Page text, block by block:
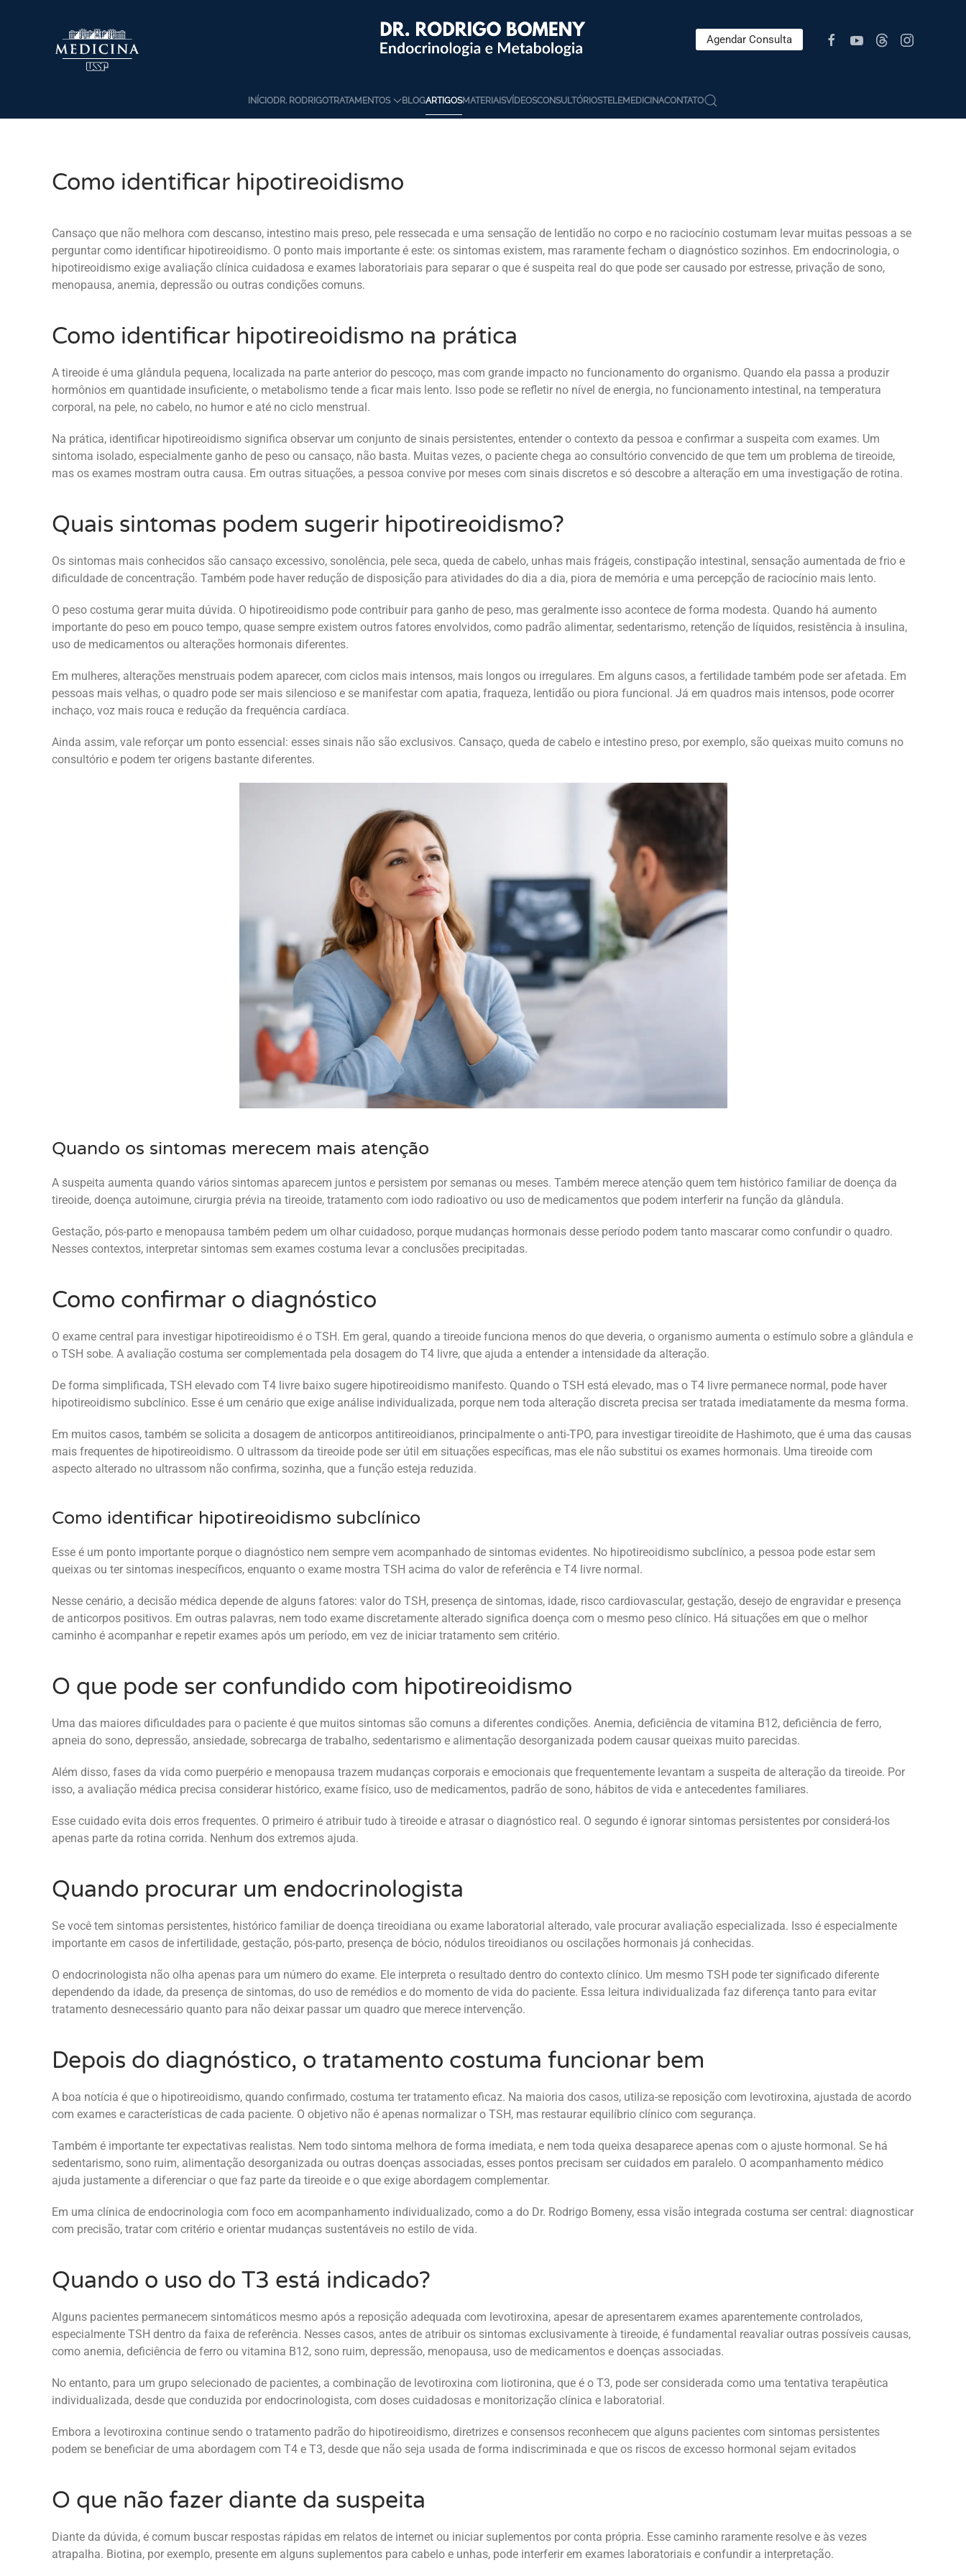
Skip to main content Agendar Consulta
INÍCIODR. RODRIGOTRATAMENTOS BLOGARTIGOSMATERIAISVÍDEOSCONSULTÓRIOSTELEMEDICINACONTATO
Como identificar hipotireoidismo
Cansaço que não melhora com descanso, intestino mais preso, pele ressecada e uma sensação de lentidão no corpo e no raciocínio costumam levar muitas pessoas a se
perguntar como identificar hipotireoidismo. O ponto mais importante é este: os sintomas existem, mas raramente fecham o diagnóstico sozinhos. Em endocrinologia, o
hipotireoidismo exige avaliação clínica cuidadosa e exames laboratoriais para separar o que é suspeita real do que pode ser causado por estresse, privação de sono,
menopausa, anemia, depressão ou outras condições comuns.
Como identificar hipotireoidismo na prática
A tireoide é uma glândula pequena, localizada na parte anterior do pescoço, mas com grande impacto no funcionamento do organismo. Quando ela passa a produzir
hormônios em quantidade insuficiente, o metabolismo tende a ficar mais lento. Isso pode se refletir no nível de energia, no funcionamento intestinal, na temperatura
corporal, na pele, no cabelo, no humor e até no ciclo menstrual.
Na prática, identificar hipotireoidismo significa observar um conjunto de sinais persistentes, entender o contexto da pessoa e confirmar a suspeita com exames. Um
sintoma isolado, especialmente ganho de peso ou cansaço, não basta. Muitas vezes, o paciente chega ao consultório convencido de que tem um problema de tireoide,
mas os exames mostram outra causa. Em outras situações, a pessoa convive por meses com sinais discretos e só descobre a alteração em uma investigação de rotina.
Quais sintomas podem sugerir hipotireoidismo?
Os sintomas mais conhecidos são cansaço excessivo, sonolência, pele seca, queda de cabelo, unhas mais frágeis, constipação intestinal, sensação aumentada de frio e
dificuldade de concentração. Também pode haver redução de disposição para atividades do dia a dia, piora de memória e uma percepção de raciocínio mais lento.
O peso costuma gerar muita dúvida. O hipotireoidismo pode contribuir para ganho de peso, mas geralmente isso acontece de forma modesta. Quando há aumento
importante do peso em pouco tempo, quase sempre existem outros fatores envolvidos, como padrão alimentar, sedentarismo, retenção de líquidos, resistência à insulina,
uso de medicamentos ou alterações hormonais diferentes.
Em mulheres, alterações menstruais podem aparecer, com ciclos mais intensos, mais longos ou irregulares. Em alguns casos, a fertilidade também pode ser afetada. Em
pessoas mais velhas, o quadro pode ser mais silencioso e se manifestar com apatia, fraqueza, lentidão ou piora funcional. Já em quadros mais intensos, pode ocorrer
inchaço, voz mais rouca e redução da frequência cardíaca.
Ainda assim, vale reforçar um ponto essencial: esses sinais não são exclusivos. Cansaço, queda de cabelo e intestino preso, por exemplo, são queixas muito comuns no
consultório e podem ter origens bastante diferentes.
Quando os sintomas merecem mais atenção
A suspeita aumenta quando vários sintomas aparecem juntos e persistem por semanas ou meses. Também merece atenção quem tem histórico familiar de doença da
tireoide, doença autoimune, cirurgia prévia na tireoide, tratamento com iodo radioativo ou uso de medicamentos que podem interferir na função da glândula.
Gestação, pós-parto e menopausa também pedem um olhar cuidadoso, porque mudanças hormonais desse período podem tanto mascarar como confundir o quadro.
Nesses contextos, interpretar sintomas sem exames costuma levar a conclusões precipitadas.
Como confirmar o diagnóstico
O exame central para investigar hipotireoidismo é o TSH. Em geral, quando a tireoide funciona menos do que deveria, o organismo aumenta o estímulo sobre a glândula e
o TSH sobe. A avaliação costuma ser complementada pela dosagem do T4 livre, que ajuda a entender a intensidade da alteração.
De forma simplificada, TSH elevado com T4 livre baixo sugere hipotireoidismo manifesto. Quando o TSH está elevado, mas o T4 livre permanece normal, pode haver
hipotireoidismo subclínico. Esse é um cenário que exige análise individualizada, porque nem toda alteração discreta precisa ser tratada imediatamente da mesma forma.
Em muitos casos, também se solicita a dosagem de anticorpos antitireoidianos, principalmente o anti-TPO, para investigar tireoidite de Hashimoto, que é uma das causas
mais frequentes de hipotireoidismo. O ultrassom da tireoide pode ser útil em situações específicas, mas ele não substitui os exames hormonais. Uma tireoide com
aspecto alterado no ultrassom não confirma, sozinha, que a função esteja reduzida.
Como identificar hipotireoidismo subclínico
Esse é um ponto importante porque o diagnóstico nem sempre vem acompanhado de sintomas evidentes. No hipotireoidismo subclínico, a pessoa pode estar sem
queixas ou ter sintomas inespecíficos, enquanto o exame mostra TSH acima do valor de referência e T4 livre normal.
Nesse cenário, a decisão médica depende de alguns fatores: valor do TSH, presença de sintomas, idade, risco cardiovascular, gestação, desejo de engravidar e presença
de anticorpos positivos. Em outras palavras, nem todo exame discretamente alterado significa doença com o mesmo peso clínico. Há situações em que o melhor
caminho é acompanhar e repetir exames após um período, em vez de iniciar tratamento sem critério.
O que pode ser confundido com hipotireoidismo
Uma das maiores dificuldades para o paciente é que muitos sintomas são comuns a diferentes condições. Anemia, deficiência de vitamina B12, deficiência de ferro,
apneia do sono, depressão, ansiedade, sobrecarga de trabalho, sedentarismo e alimentação desorganizada podem causar queixas muito parecidas.
Além disso, fases da vida como puerpério e menopausa trazem mudanças corporais e emocionais que frequentemente levantam a suspeita de alteração da tireoide. Por
isso, a avaliação médica precisa considerar histórico, exame físico, uso de medicamentos, padrão de sono, hábitos de vida e antecedentes familiares.
Esse cuidado evita dois erros frequentes. O primeiro é atribuir tudo à tireoide e atrasar o diagnóstico real. O segundo é ignorar sintomas persistentes por considerá-los
apenas parte da rotina corrida. Nenhum dos extremos ajuda.
Quando procurar um endocrinologista
Se você tem sintomas persistentes, histórico familiar de doença tireoidiana ou exame laboratorial alterado, vale procurar avaliação especializada. Isso é especialmente
importante em casos de infertilidade, gestação, pós-parto, presença de bócio, nódulos tireoidianos ou oscilações hormonais já conhecidas.
O endocrinologista não olha apenas para um número do exame. Ele interpreta o resultado dentro do contexto clínico. Um mesmo TSH pode ter significado diferente
dependendo da idade, da presença de sintomas, do uso de remédios e do momento de vida do paciente. Essa leitura individualizada faz diferença tanto para evitar
tratamento desnecessário quanto para não deixar passar um quadro que merece intervenção.
Depois do diagnóstico, o tratamento costuma funcionar bem
A boa notícia é que o hipotireoidismo, quando confirmado, costuma ter tratamento eficaz. Na maioria dos casos, utiliza-se reposição com levotiroxina, ajustada de acordo
com exames e características de cada paciente. O objetivo não é apenas normalizar o TSH, mas restaurar equilíbrio clínico com segurança.
Também é importante ter expectativas realistas. Nem todo sintoma melhora de forma imediata, e nem toda queixa desaparece apenas com o ajuste hormonal. Se há
sedentarismo, sono ruim, alimentação desorganizada ou outras doenças associadas, esses pontos precisam ser cuidados em paralelo. O acompanhamento médico
ajuda justamente a diferenciar o que faz parte da tireoide e o que exige abordagem complementar.
Em uma clínica de endocrinologia com foco em acompanhamento individualizado, como a do Dr. Rodrigo Bomeny, essa visão integrada costuma ser central: diagnosticar
com precisão, tratar com critério e orientar mudanças sustentáveis no estilo de vida.
Quando o uso do T3 está indicado?
Alguns pacientes permanecem sintomáticos mesmo após a reposição adequada com levotiroxina, apesar de apresentarem exames aparentemente controlados,
especialmente TSH dentro da faixa de referência. Nesses casos, antes de atribuir os sintomas exclusivamente à tireoide, é fundamental reavaliar outras possíveis causas,
como anemia, deficiência de ferro ou vitamina B12, sono ruim, depressão, menopausa, uso de medicamentos e doenças associadas.
No entanto, para um grupo selecionado de pacientes, a combinação de levotiroxina com liotironina, que é o T3, pode ser considerada como uma tentativa terapêutica
individualizada, desde que conduzida por endocrinologista, com doses cuidadosas e monitorização clínica e laboratorial.
Embora a levotiroxina continue sendo o tratamento padrão do hipotireoidismo, diretrizes e consensos reconhecem que alguns pacientes com sintomas persistentes
podem se beneficiar de uma abordagem com T4 e T3, desde que não seja usada de forma indiscriminada e que os riscos de excesso hormonal sejam evitados
O que não fazer diante da suspeita
Diante da dúvida, é comum buscar respostas rápidas em relatos de internet ou iniciar suplementos por conta própria. Esse caminho raramente resolve e às vezes
atrapalha. Biotina, por exemplo, presente em alguns suplementos para cabelo e unhas, pode interferir em exames laboratoriais e confundir a interpretação.